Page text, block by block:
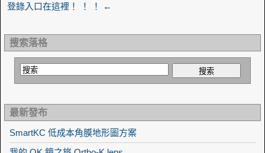
登錄入口在這裡！ ！ ！ ←
搜索落格
最新發布
SmartKC 低成本角膜地形圖方案